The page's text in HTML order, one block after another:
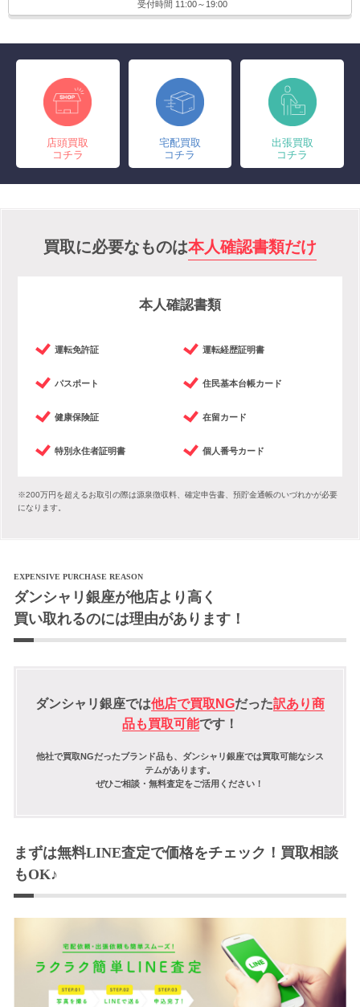
受付時間 11:00～19:00
店頭買取
コチラ
宅配買取
コチラ
出張買取
コチラ
買取に必要なものは本人確認書類だけ
本人確認書類
運転免許証 運転経歴証明書
パスポート 住民基本台帳カード
健康保険証 在留カード
特別永住者証明書 個人番号カード
※200万円を超えるお取引の際は源泉徴収料、確定申告書、預貯金通帳のいづれかが必要
になります。
EXPENSIVE PURCHASE REASON
ダンシャリ銀座が他店より高く
買い取れるのには理由があります！
ダンシャリ銀座では他店で買取NGだった訳あり商
品も買取可能です！
他社で買取NGだったブランド品も、ダンシャリ銀座では買取可能なシス
テムがあります。
ぜひご相談・無料査定をご活用ください！
まずは無料LINE査定で価格をチェック！買取相談
もOK♪